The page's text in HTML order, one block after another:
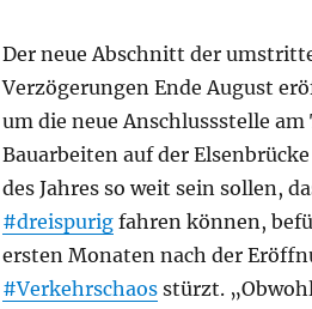
Der neue Abschnitt der
Verzögerungen Ende August
um die neue Anschlussstelle
Bauarbeiten auf der
des Jahres so weit sein sollen,
#dreispurigfahren können,
ersten Monaten nach der
#Verkehrschaosstürzt.